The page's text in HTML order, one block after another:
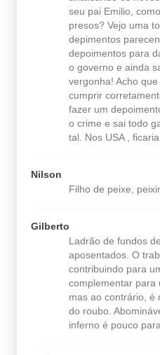
seu pai Emilio,
presos? Vejo uma
depimentos
depoimentos para
o governo e ainda
vergonha! Acho
cumprir
fazer um
o crime e sai todo
tal. Nos USA ,
Nilson
Filho de peixe,
Gilberto
Ladrão de fundos
aposentados. O
contribuindo para
complementar para
mas ao contrário, é
do roubo.
inferno é pouco